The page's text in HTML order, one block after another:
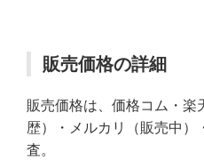
販売価格の詳細
販売価格は、価格コム・楽
歴）・メルカリ（販売中）
査。